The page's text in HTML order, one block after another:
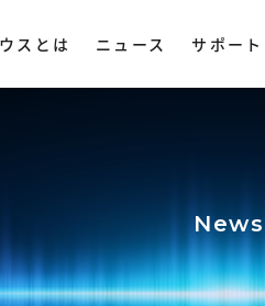
・ ポータブル
・ 据え置き
スとは ニュース サポート
News